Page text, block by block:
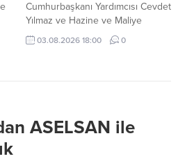
Cumhurbaşkanı Yardımcısı Cevdet
Yılmaz ve Hazine ve Maliye
Bakanı Mehmet Şimşek, temmuz
ayı enflasyon verilerini
03.08.2026 18:00 0
ASELSAN ile